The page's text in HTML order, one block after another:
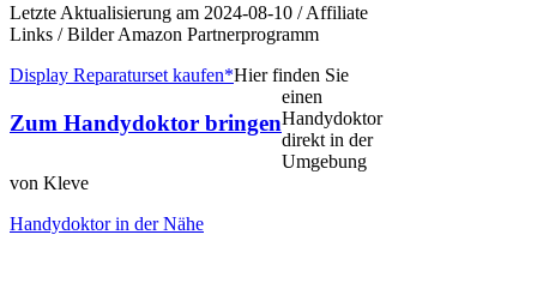
Letzte Aktualisierung am 2024-08-10 / Affiliate
Links / Bilder Amazon Partnerprogramm
Display Reparaturset kaufen*
Zum Handydoktor bringen
Hier finden Sie
einen
Handydoktor
direkt in der
Umgebung
von Kleve
Handydoktor in der Nähe